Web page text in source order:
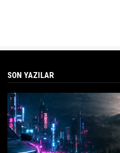
SON YAZILAR